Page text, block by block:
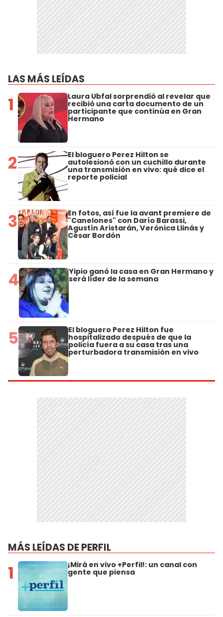
LAS MÁS LEÍDAS
1 Laura Ubfal sorprendió al revelar que
recibió una carta documento de un
participante que continúa en Gran
Hermano
2 El bloguero Perez Hilton se
autolesionó con un cuchillo durante
una transmisión en vivo: qué dice el
reporte policial
3 En fotos, así fue la avant premiere de
"Canelones" con Darío Barassi,
Agustín Aristarán, Verónica Llinás y
César Bordón
4 Yipio ganó la casa en Gran Hermano y
será líder de la semana
5 El bloguero Perez Hilton fue
hospitalizado después de que la
policía fuera a su casa tras una
perturbadora transmisión en vivo
MÁS LEÍDAS DE PERFIL
1 ¡Mirá en vivo +Perfil!: un canal con
gente que piensa